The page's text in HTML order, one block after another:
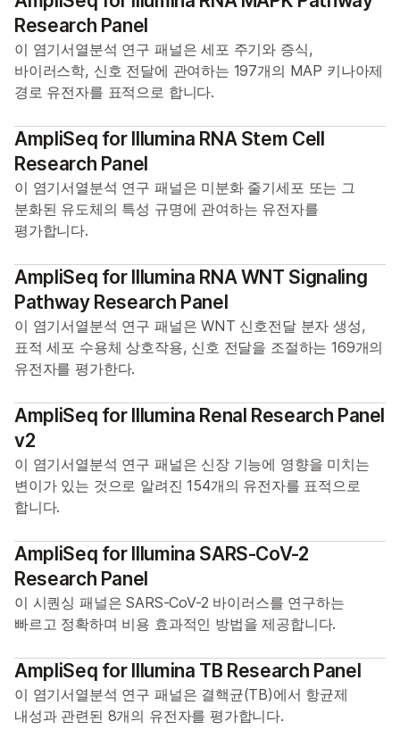
Research Panel
이 염기서열분석 연구 패널은 세포 주기와 증식,
바이러스학, 신호 전달에 관여하는 197개의 MAP 키나아제
경로 유전자를 표적으로 합니다.
AmpliSeq for Illumina RNA Stem Cell
Research Panel
이 염기서열분석 연구 패널은 미분화 줄기세포 또는 그
분화된 유도체의 특성 규명에 관여하는 유전자를
평가합니다.
AmpliSeq for Illumina RNA WNT Signaling
Pathway Research Panel
이 염기서열분석 연구 패널은 WNT 신호전달 분자 생성,
표적 세포 수용체 상호작용, 신호 전달을 조절하는 169개의
유전자를 평가한다.
AmpliSeq for Illumina Renal Research Panel
v2
이 염기서열분석 연구 패널은 신장 기능에 영향을 미치는
변이가 있는 것으로 알려진 154개의 유전자를 표적으로
합니다.
AmpliSeq for Illumina SARS-CoV-2
Research Panel
이 시퀀싱 패널은 SARS-CoV-2 바이러스를 연구하는
빠르고 정확하며 비용 효과적인 방법을 제공합니다.
AmpliSeq for Illumina TB Research Panel
이 염기서열분석 연구 패널은 결핵균(TB)에서 항균제
내성과 관련된 8개의 유전자를 평가합니다.